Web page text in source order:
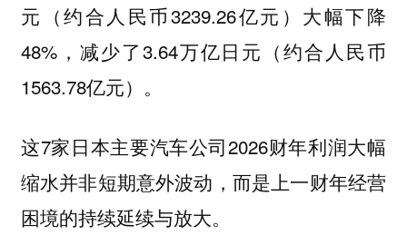
元（约合人民币3239.26亿元）大幅下降
48%，减少了3.64万亿日元（约合人民币
1563.78亿元）。
这7家日本主要汽车公司2026财年利润大幅
缩水并非短期意外波动，而是上一财年经营
困境的持续延续与放大。